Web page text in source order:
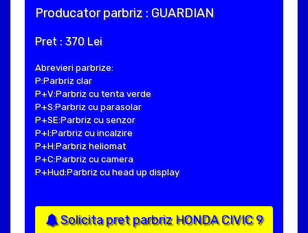
Producator parbriz : GUARDIAN
Pret : 370 Lei
Abrevieri parbrize:
P:Parbriz clar
P+V:Parbriz cu tenta verde
P+S:Parbriz cu parasolar
P+SE:Parbriz cu senzor
P+I:Parbriz cu incalzire
P+H:Parbriz heliomat
P+C:Parbriz cu camera
P+Hud:Parbriz cu head up display
Solicita pret parbriz HONDA CIVIC 9